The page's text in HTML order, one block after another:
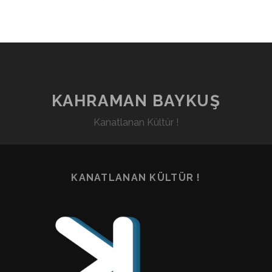
KAHRAMAN BAYKUŞ
Kanatlanan Kültür !
KANATLANAN KÜLTÜR !